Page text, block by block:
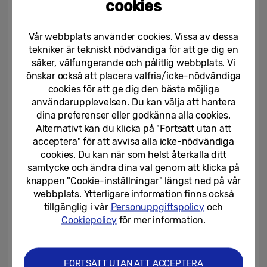
Galaxy S23-serien har otroliga kameror som
ger användarna större frihet att utforska sin
kreativitet, världens snabbaste mobilgrafik
tack vare Snapdragon® 8 Gen 2 Mobil
plattform för Samsung Galaxy och en
slående design som främjar företagets
användning av återvunnet material.[2]
Från och med 17 februari 2023 kommer
Galaxy S23 Ultra, Galaxy S23+ och Galaxy
S23 att vara brett tillgängliga via operatörer,
återförsäljare och påhttps://samsung.com
Phantom Black, Cream, Green och Lavendel.
cookies
Vår webbplats använder cookies. Vissa av dessa
tekniker är tekniskt nödvändiga för att ge dig en
säker, välfungerande och pålitlig webbplats. Vi
önskar också att placera valfria/icke-nödvändiga
cookies för att ge dig den bästa möjliga
användarupplevelsen. Du kan välja att hantera
dina preferenser eller godkänna alla cookies.
Alternativt kan du klicka på "Fortsätt utan att
acceptera" för att avvisa alla icke-nödvändiga
cookies. Du kan när som helst återkalla ditt
samtycke och ändra dina val genom att klicka på
knappen "Cookie-inställningar" längst ned på vår
webbplats. Ytterligare information finns också
tillgänglig i vår Personuppgiftspolicyoch
Cookiepolicyför mer information.
FORTSÄTT UTAN ATT ACCEPTERA